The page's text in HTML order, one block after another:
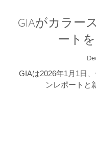
GIAがカラー
ート
GIAは2026年1月1日
ンレポートと